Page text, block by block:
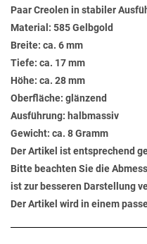
Paar Creolen in stabiler
Material: 585 Gelbgold
Breite: ca. 6 mm
Tiefe: ca. 17 mm
Höhe: ca. 28 mm
Oberfläche: glänzend
Ausführung: halbmassiv
Gewicht: ca. 8 Gramm
Der Artikel ist entsprechend
Bitte beachten Sie die
ist zur besseren Darstellung
Der Artikel wird in einem